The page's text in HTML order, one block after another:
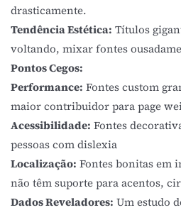
drasticamente.
Tendência Estética: Títulos
voltando, mixar fontes
Pontos Cegos:
Performance: Fontes custom
maior contribuidor para page
Acessibilidade: Fontes
pessoas com dislexia
Localização: Fontes bonitas em
não têm suporte para acentos,
Dados Reveladores: Um estudo